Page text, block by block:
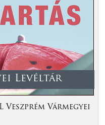
Levéltár
Vármegyei